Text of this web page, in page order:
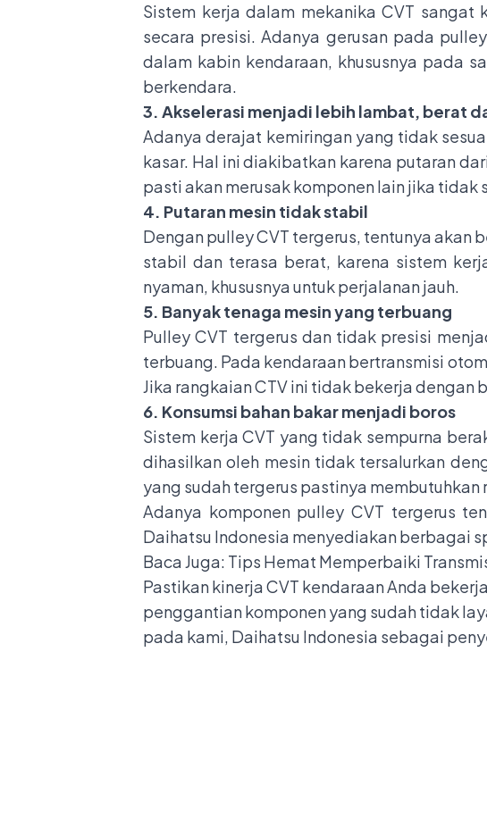
Sistem kerja dalam mekanika CVT sangat
secara presisi. Adanya gerusan pada
dalam kabin kendaraan, khususnya pada
berkendara.
3. Akselerasi menjadi lebih lambat, berat
Adanya derajat kemiringan yang tidak
kasar. Hal ini diakibatkan karena putaran
pasti akan merusak komponen lain jika tidak
4. Putaran mesin tidak stabil
Dengan pulley CVT tergerus, tentunya akan
stabil dan terasa berat, karena sistem
nyaman, khususnya untuk perjalanan jauh.
5. Banyak tenaga mesin yang terbuang
Pulley CVT tergerus dan tidak presisi
terbuang. Pada kendaraan bertransmisi
Jika rangkaian CTV ini tidak bekerja dengan
6. Konsumsi bahan bakar menjadi boros
Sistem kerja CVT yang tidak sempurna
dihasilkan oleh mesin tidak tersalurkan
yang sudah tergerus pastinya
Adanya komponen pulley CVT tergerus
Daihatsu Indonesia menyediakan berbagai
Baca Juga: Tips Hemat Memperbaiki
Pastikan kinerja CVT kendaraan Anda
penggantian komponen yang sudah tidak
pada kami, Daihatsu Indonesia sebagai